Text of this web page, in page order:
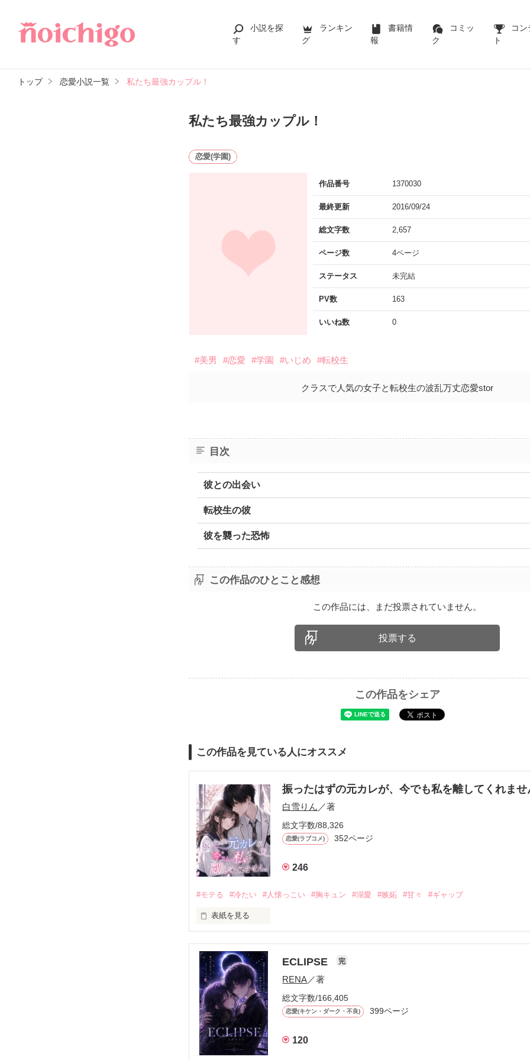
小説を探
す
ランキン
グ
書籍情
報
コミッ
ク
コン
ト
トップ 恋愛小説一覧 私たち最強カップル！
私たち最強カップル！
恋愛(学園)
作品番号 1370030
最終更新 2016/09/24
総文字数 2,657
ページ数 4ページ
ステータス 未完結
PV数 163
いいね数 0
#美男 #恋愛 #学園 #いじめ #転校生
クラスで人気の女子と転校生の波乱万丈恋愛stor
目次
彼との出会い
転校生の彼
彼を襲った恐怖
この作品のひとこと感想
この作品には、まだ投票されていません。
投票する
この作品をシェア
この作品を見ている人にオススメ
振ったはずの元カレが、今でも私を離してくれませ
白雪りん ／著
総文字数/88,326
恋愛(ラブコメ) 352ページ
246
#モテる #冷たい #人懐っこい #胸キュン #溺愛 #嫉妬 #甘々 #ギャップ
表紙を見る
モテる人を好きになるのが怖かった。
だから私は、中学時代に大好きだった彼を自分から振った。
もう会うことはないと思っていたのに、
高校生になって再会した彼は、隣の学校で”王子様”と呼ばれる人気者になっていた。
他の女の子には冷たいのに
ECLIPSE 完
RENA／著
総文字数/166,405
恋愛(キケン・ダーク・不良) 399ページ
120